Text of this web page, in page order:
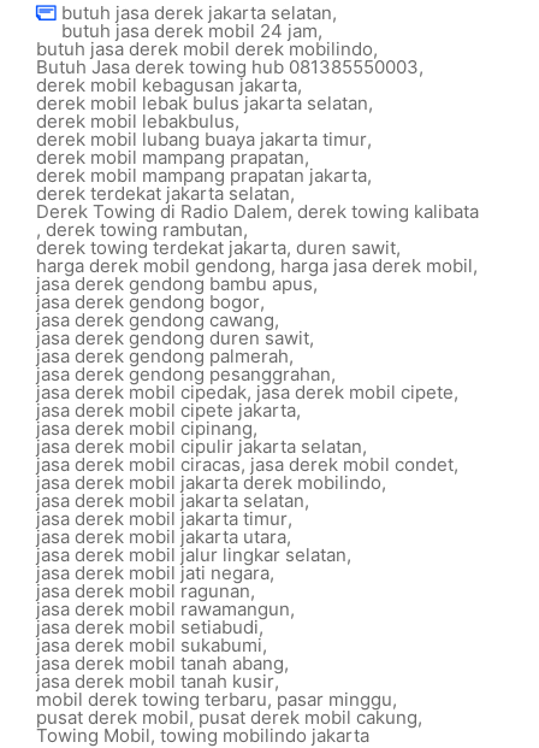
butuh jasa derek jakarta selatan,
butuh jasa derek mobil 24 jam,
butuh jasa derek mobil derek mobilindo,
Butuh Jasa derek towing hub 081385550003,
derek mobil kebagusan jakarta,
derek mobil lebak bulus jakarta selatan,
derek mobil lebakbulus,
derek mobil lubang buaya jakarta timur,
derek mobil mampang prapatan,
derek mobil mampang prapatan jakarta,
derek terdekat jakarta selatan,
Derek Towing di Radio Dalem, derek towing kalibata
, derek towing rambutan,
derek towing terdekat jakarta, duren sawit,
harga derek mobil gendong, harga jasa derek mobil,
jasa derek gendong bambu apus,
jasa derek gendong bogor,
jasa derek gendong cawang,
jasa derek gendong duren sawit,
jasa derek gendong palmerah,
jasa derek gendong pesanggrahan,
jasa derek mobil cipedak, jasa derek mobil cipete,
jasa derek mobil cipete jakarta,
jasa derek mobil cipinang,
jasa derek mobil cipulir jakarta selatan,
jasa derek mobil ciracas, jasa derek mobil condet,
jasa derek mobil jakarta derek mobilindo,
jasa derek mobil jakarta selatan,
jasa derek mobil jakarta timur,
jasa derek mobil jakarta utara,
jasa derek mobil jalur lingkar selatan,
jasa derek mobil jati negara,
jasa derek mobil ragunan,
jasa derek mobil rawamangun,
jasa derek mobil setiabudi,
jasa derek mobil sukabumi,
jasa derek mobil tanah abang,
jasa derek mobil tanah kusir,
mobil derek towing terbaru,pasar minggu,
pusat derek mobil,pusat derek mobil cakung,
Towing Mobil, towing mobilindo jakarta